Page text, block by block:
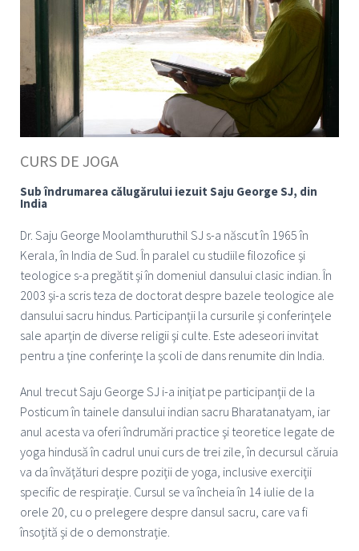
CURS DE JOGA
Sub îndrumarea călugărului iezuit Saju George SJ, din
India
Dr. Saju George Moolamthuruthil SJ s-a născut în 1965 în
Kerala, în India de Sud. În paralel cu studiile filozofice şi
teologice s-a pregătit şi în domeniul dansului clasic indian. În
2003 şi-a scris teza de doctorat despre bazele teologice ale
dansului sacru hindus. Participanţii la cursurile şi conferinţele
sale aparţin de diverse religii şi culte. Este adeseori invitat
pentru a ţine conferinţe la şcoli de dans renumite din India.
Anul trecut Saju George SJ i-a iniţiat pe participanţii de la
Posticum în tainele dansului indian sacru Bharatanatyam, iar
anul acesta va oferi îndrumări practice şi teoretice legate de
yoga hindusă în cadrul unui curs de trei zile, în decursul căruia
va da învăţături despre poziţii de yoga, inclusive exerciţii
specific de respiraţie. Cursul se va încheia în 14 iulie de la
orele 20, cu o prelegere despre dansul sacru, care va fi
însoţită şi de o demonstraţie.